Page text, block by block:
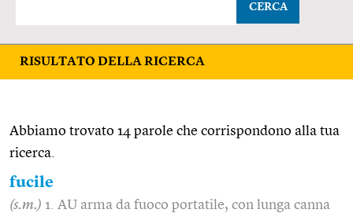
CERCA
RISULTATO DELLA RICERCA
Abbiamo trovato 14 parole che corrispondono alla tua
ricerca.
fucile
(s.m.) 1. AU arma da fuoco portatile, con lunga canna